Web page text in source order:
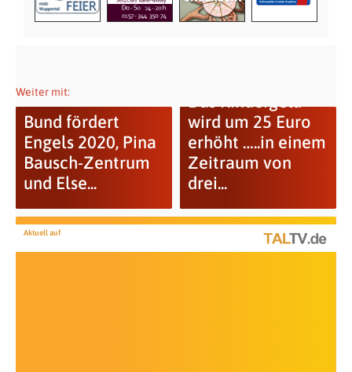
Weiter mit:
Bund fördert
Engels 2020, Pina
Bausch-Zentrum
und Else...
wird um 25 Euro
erhöht …..in einem
Zeitraum von
drei...
Aktuell auf